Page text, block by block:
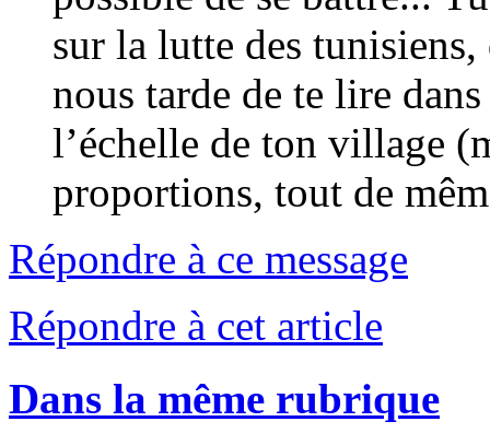
sur la lutte des
nous tarde de te lire
l’échelle de ton village
proportions, tout de
Répondre à ce message
Répondre à cet article
Dans la même rubrique